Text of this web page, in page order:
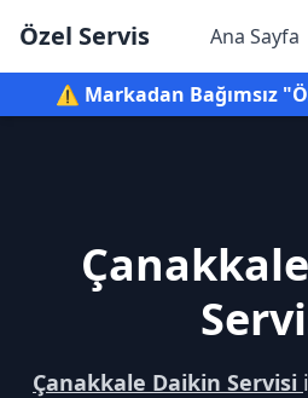
Özel Servis Ana Sayfa
⚠️ Markadan Bağımsız
Çanakkale Daikin Servisi